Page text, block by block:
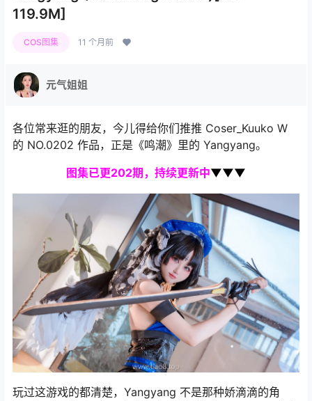
119.9M]
COS图集 11 个月前
元气姐姐
各位常来逛的朋友，今儿得给你们推推 Coser_Kuuko W
的 NO.0202 作品，正是《鸣潮》里的 Yangyang。
图集已更202期，持续更新中▼▼▼
玩过这游戏的都清楚，Yangyang 不是那种娇滴滴的角